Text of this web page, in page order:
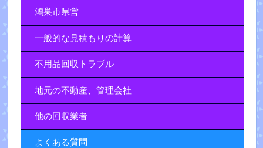
鴻巣市県営
一般的な見積もりの計算
不用品回収トラブル
地元の不動産、管理会社
他の回収業者
よくある質問